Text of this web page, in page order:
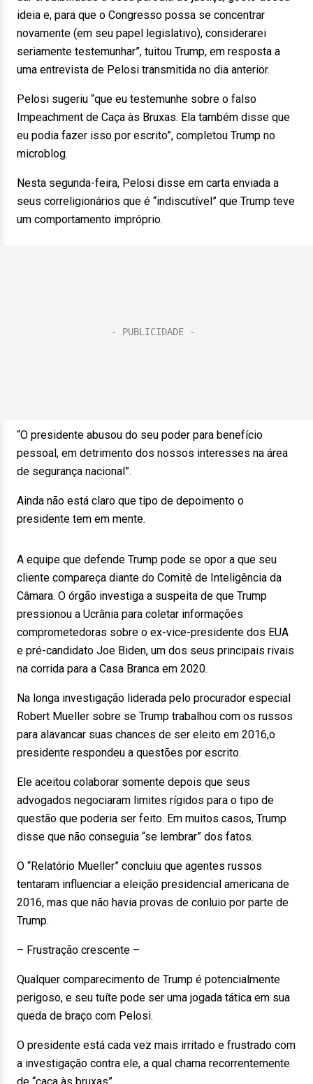
ideia e, para que o Congresso possa se concentrar
novamente (em seu papel legislativo), considerarei
seriamente testemunhar”, tuitou Trump, em resposta a
uma entrevista de Pelosi transmitida no dia anterior.
Pelosi sugeriu “que eu testemunhe sobre o falso
Impeachment de Caça às Bruxas. Ela também disse que
eu podia fazer isso por escrito”, completou Trump no
microblog.
Nesta segunda-feira, Pelosi disse em carta enviada a
seus correligionários que é “indiscutível” que Trump teve
um comportamento impróprio.
“O presidente abusou do seu poder para benefício
pessoal, em detrimento dos nossos interesses na área
de segurança nacional”.
Ainda não está claro que tipo de depoimento o
presidente tem em mente.
A equipe que defende Trump pode se opor a que seu
cliente compareça diante do Comitê de Inteligência da
Câmara. O órgão investiga a suspeita de que Trump
pressionou a Ucrânia para coletar informações
comprometedoras sobre o ex-vice-presidente dos EUA
e pré-candidato Joe Biden, um dos seus principais rivais
na corrida para a Casa Branca em 2020.
Na longa investigação liderada pelo procurador especial
Robert Mueller sobre se Trump trabalhou com os russos
para alavancar suas chances de ser eleito em 2016,o
presidente respondeu a questões por escrito.
Ele aceitou colaborar somente depois que seus
advogados negociaram limites rígidos para o tipo de
questão que poderia ser feito. Em muitos casos, Trump
disse que não conseguia “se lembrar” dos fatos.
O “Relatório Mueller” concluiu que agentes russos
tentaram influenciar a eleição presidencial americana de
2016, mas que não havia provas de conluio por parte de
Trump.
– Frustração crescente –
Qualquer comparecimento de Trump é potencialmente
perigoso, e seu tuíte pode ser uma jogada tática em sua
queda de braço com Pelosi.
O presidente está cada vez mais irritado e frustrado com
a investigação contra ele, a qual chama recorrentemente